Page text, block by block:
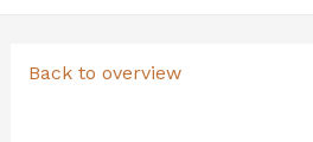
Back to overview